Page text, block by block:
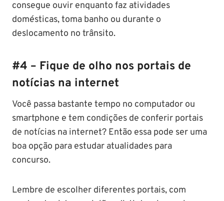
consegue ouvir enquanto faz atividades
domésticas, toma banho ou durante o
deslocamento no trânsito.
#4 – Fique de olho nos portais de
notícias na internet
Você passa bastante tempo no computador ou
smartphone e tem condições de conferir portais
de notícias na internet? Então essa pode ser uma
boa opção para estudar atualidades para
concurso.
Lembre de escolher diferentes portais, com